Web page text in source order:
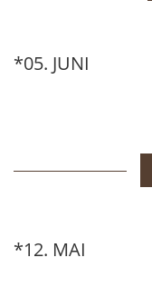
*05. JUNI
*12. MAI